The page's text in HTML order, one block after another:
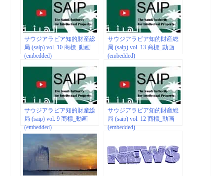
サウジアラビア知的財産総
局 (saip) vol. 10 商標_動画
(embedded)
サウジアラビア知的財産総
局 (saip) vol. 13 商標_動画
(embedded)
サウジアラビア知的財産総
局 (saip) vol. 9 商標_動画
(embedded)
サウジアラビア知的財産総
局 (saip) vol. 12 商標_動画
(embedded)